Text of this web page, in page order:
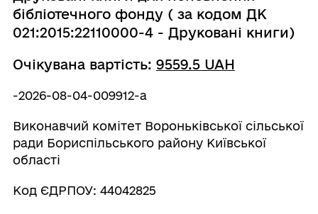
бібліотечного фонду ( за кодом ДК
021:2015:22110000-4 - Друковані книги)
Очікувана вартість: 9559.5 UAH
-2026-08-04-009912-a
Виконавчий комітет Вороньківської сільської
ради Бориспільського району Київської
області
Код ЄДРПОУ: 44042825